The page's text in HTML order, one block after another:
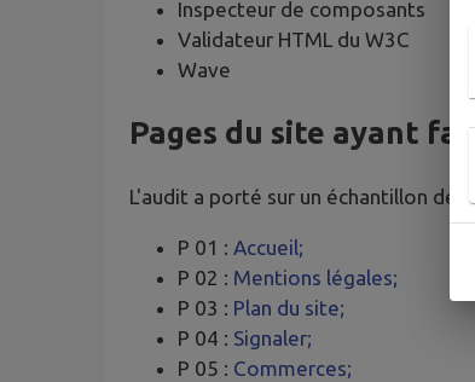
Inspecteur de composants
Validateur HTML du W3C
Wave
Pages du site ayant
L'audit a porté sur un échantillon de 8
P 01 : Accueil;
P 02 : Mentions légales;
P 03 : Plan du site;
P 04 : Signaler;
P 05 : Commerces;